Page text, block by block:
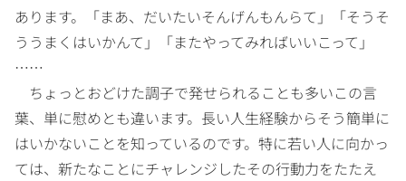
あります。「まあ、だいたいそんげんもんらて」「そうそ
ううまくはいかんて」「またやってみればいいこって」
……
ちょっとおどけた調子で発せられることも多いこの言
葉、単に慰めとも違います。長い人生経験からそう簡単に
はいかないことを知っているのです。特に若い人に向かっ
ては、新たなことにチャレンジしたその行動力をたたえ